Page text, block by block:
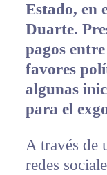
Estado, en
Duarte.
pagos
favores
algunas
para el
A través de
redes